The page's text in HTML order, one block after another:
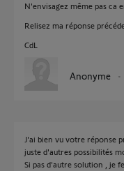
N'envisagez même pas ca
Relisez ma réponse
CdL
Anonyme
J'ai bien vu votre réponse
juste d'autres possibilités
Si pas d'autre solution , je